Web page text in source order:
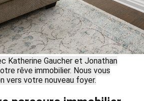
Katherine Gaucher et Jonathan
rêve immobilier. Nous vous
vers votre nouveau foyer.